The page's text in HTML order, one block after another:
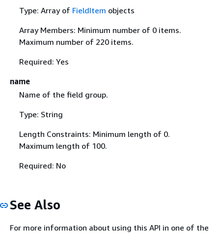
Type: Array of FieldItem objects
Array Members: Minimum number of 0 items.
Maximum number of 220 items.
Required: Yes
name
Name of the field group.
Type: String
Length Constraints: Minimum length of 0.
Maximum length of 100.
Required: No
See Also
For more information about using this API in one of the